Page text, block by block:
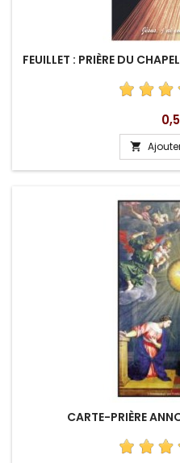
FEUILLET : PRIÈRE DU
Prix

CARTE-PRIÈRE